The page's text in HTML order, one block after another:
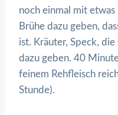
noch einmal mit etwas
Brühe dazu geben,
ist. Kräuter, Speck,
dazu geben. 40
feinem Rehfleisch
Stunde).